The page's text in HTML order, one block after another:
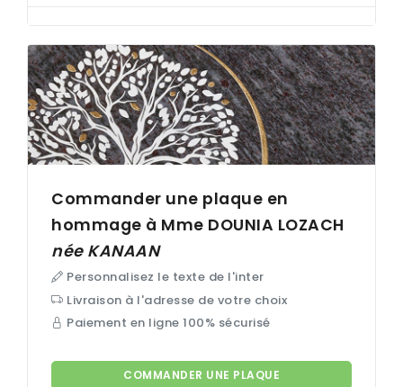
Commander une plaque en
hommage à Mme DOUNIA LOZACH
née KANAAN
Personnalisez le texte de l'inter
Livraison à l'adresse de votre choix
Paiement en ligne 100% sécurisé
COMMANDER UNE PLAQUE